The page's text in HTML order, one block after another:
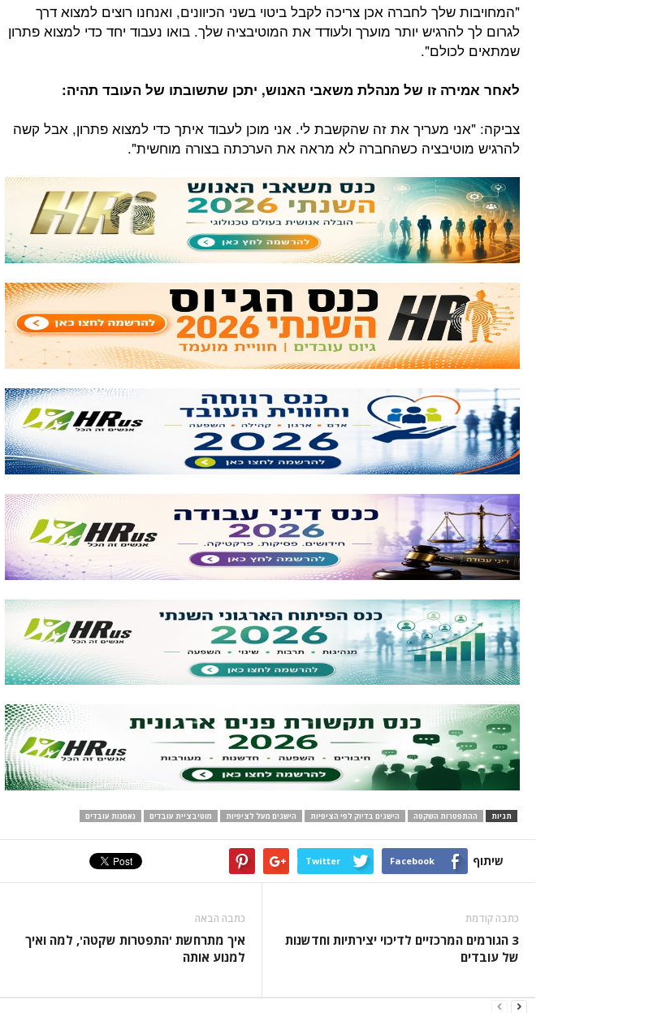
"המחויבות שלך לחברה אכן צריכה לקבל ביטוי בשני הכיוונים, ואנחנו רוצים למצוא דרך
לגרום לך להרגיש יותר מוערך ולעודד את המוטיבציה שלך. בואו נעבוד יחד כדי למצוא פתרון
שמתאים לכולם".
לאחר אמירה זו של מנהלת משאבי האנוש, יתכן שתשובתו של העובד תהיה:
צביקה: "אני מעריך את זה שהקשבת לי. אני מוכן לעבוד איתך כדי למצוא פתרון, אבל קשה
להרגיש מוטיבציה כשהחברה לא מראה את הערכתה בצורה מוחשית".
תגיות ההתפטרות השקטה הישגים בדיוק לפי הציפיות הישגים מעל לציפיות מוטיבציית עובדים נאמנות עובדים
שיתוף Facebook
Twitter
כתבה קודמת
3 הגורמים המרכזיים לדיכוי יצירתיות וחדשנות
של עובדים
כתבה הבאה
איך מתרחשת 'התפטרות שקטה', למה ואיך
למנוע אותה